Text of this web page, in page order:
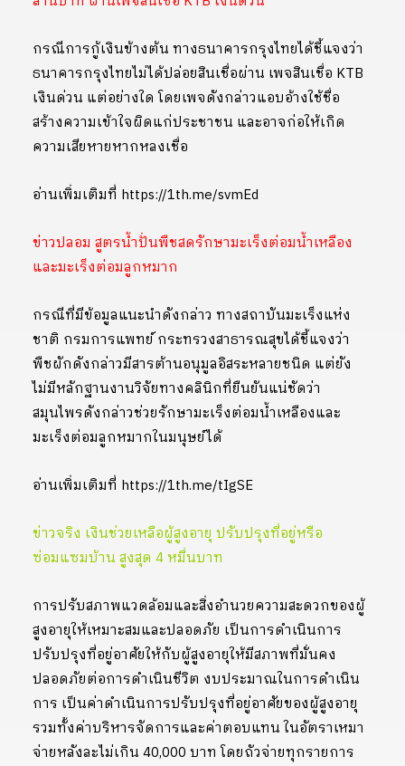
กรณีการกู้เงินข้างต้น ทางธนาคารกรุงไทยได้ชี้แจงว่า
ธนาคารกรุงไทยไม่ได้ปล่อยสินเชื่อผ่าน เพจสินเชื่อ KTB
เงินด่วน แต่อย่างใด โดยเพจดังกล่าวแอบอ้างใช้ชื่อ
สร้างความเข้าใจผิดแก่ประชาชน และอาจก่อให้เกิด
ความเสียหายหากหลงเชื่อ
อ่านเพิ่มเติมที่ https://1th.me/svmEd
ข่าวปลอม สูตรน้ำปั่นพืชสดรักษามะเร็งต่อมน้ำเหลือง
และมะเร็งต่อมลูกหมาก
กรณีที่มีข้อมูลแนะนำดังกล่าว ทางสถาบันมะเร็งแห่ง
ชาติ กรมการแพทย์ กระทรวงสาธารณสุขได้ชี้แจงว่า
พืชผักดังกล่าวมีสารต้านอนุมูลอิสระหลายชนิด แต่ยัง
ไม่มีหลักฐานงานวิจัยทางคลินิกที่ยืนยันแน่ชัดว่า
สมุนไพรดังกล่าวช่วยรักษามะเร็งต่อมน้ำเหลืองและ
มะเร็งต่อมลูกหมากในมนุษย์ได้
อ่านเพิ่มเติมที่ https://1th.me/tIgSE
ข่าวจริง เงินช่วยเหลือผู้สูงอายุ ปรับปรุงที่อยู่หรือ
ซ่อมแซมบ้าน สูงสุด 4 หมื่นบาท
การปรับสภาพแวดล้อมและสิ่งอำนวยความสะดวกของผู้
สูงอายุให้เหมาะสมและปลอดภัย เป็นการดำเนินการ
ปรับปรุงที่อยู่อาศัยให้กับผู้สูงอายุให้มีสภาพที่มั่นคง
ปลอดภัยต่อการดำเนินชีวิต งบประมาณในการดำเนิน
การ เป็นค่าดำเนินการปรับปรุงที่อยู่อาศัยของผู้สูงอายุ
รวมทั้งค่าบริหารจัดการและค่าตอบแทน ในอัตราเหมา
จ่ายหลังละไม่เกิน 40,000 บาท โดยถัวจ่ายทุกรายการ